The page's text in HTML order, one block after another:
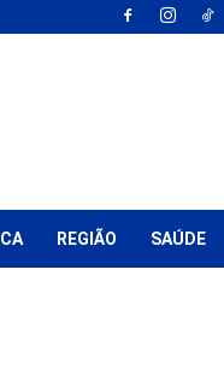
REGIÃO SAÚDE